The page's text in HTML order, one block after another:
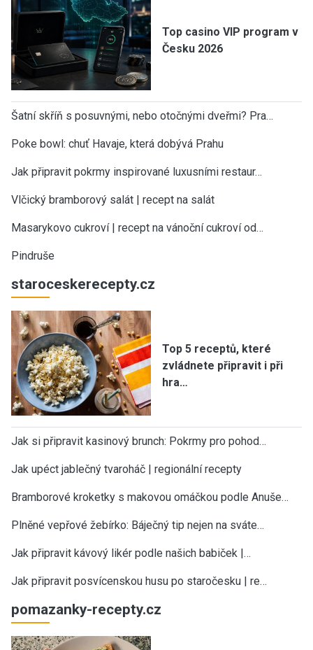
Top casino VIP program v
Česku 2026
Šatní skříň s posuvnými, nebo otočnými dveřmi? Pra…
Poke bowl: chuť Havaje, která dobývá Prahu
Jak připravit pokrmy inspirované luxusními restaur…
Vlčický bramborový salát | recept na salát
Masarykovo cukroví | recept na vánoční cukroví od…
Pindruše
staroceskerecepty.cz
Top 5 receptů, které
zvládnete připravit i při
hra…
Jak si připravit kasinový brunch: Pokrmy pro pohod…
Jak upéct jablečný tvaroháč | regionální recepty
Bramborové kroketky s makovou omáčkou podle Anuše…
Plněné vepřové žebírko: Báječný tip nejen na sváte…
Jak připravit kávový likér podle našich babiček |…
Jak připravit posvícenskou husu po staročesku | re…
pomazanky-recepty.cz